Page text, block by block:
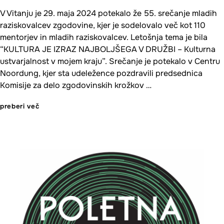
V Vitanju je 29. maja 2024 potekalo že 55. srečanje mladih
raziskovalcev zgodovine, kjer je sodelovalo več kot 110
mentorjev in mladih raziskovalcev. Letošnja tema je bila
“KULTURA JE IZRAZ NAJBOLJŠEGA V DRUŽBI – Kulturna
ustvarjalnost v mojem kraju”. Srečanje je potekalo v Centru
Noordung, kjer sta udeležence pozdravili predsednica
Komisije za delo zgodovinskih krožkov …
preberi več